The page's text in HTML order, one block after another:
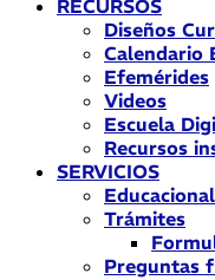
RECURSOS
Diseños
Calendario
Efemérides
Videos
Escuela
Recursos
SERVICIOS
Trámites
Preguntas